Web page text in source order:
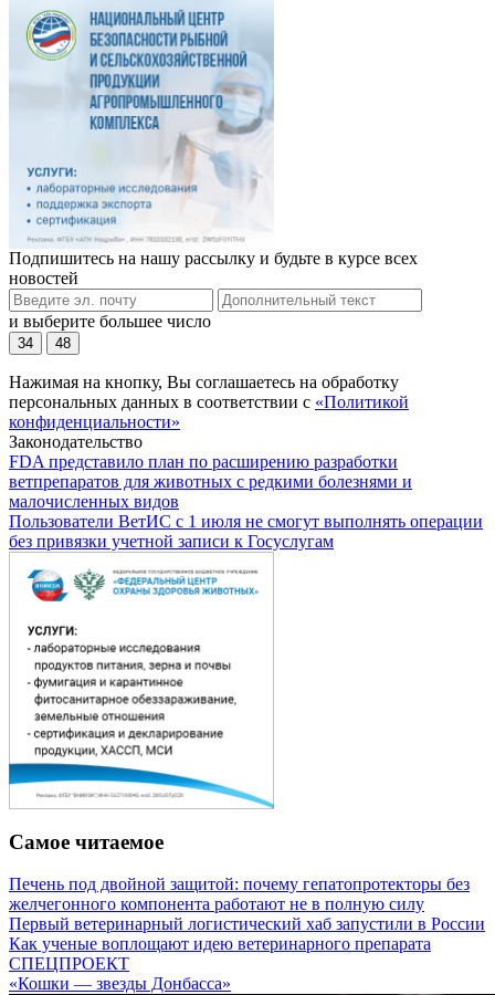
Подпишитесь на нашу рассылку и будьте в курсе всех
новостей
и выберите большее число
34 48
Нажимая на кнопку, Вы соглашаетесь на обработку
персональных данных в соответствии с «Политикой
конфиденциальности»
Законодательство
FDA представило план по расширению разработки
ветпрепаратов для животных с редкими болезнями и
малочисленных видов
Пользователи ВетИС с 1 июля не смогут выполнять операции
без привязки учетной записи к Госуслугам
Самое читаемое
Печень под двойной защитой: почему гепатопротекторы без
желчегонного компонента работают не в полную силу
Первый ветеринарный логистический хаб запустили в России
Как ученые воплощают идею ветеринарного препарата
СПЕЦПРОЕКТ
«Кошки — звезды Донбасса»